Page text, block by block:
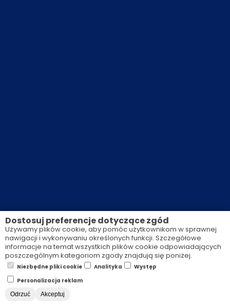
Dostosuj preferencje dotyczące zgód
Używamy plików cookie, aby pomóc użytkownikom w sprawnej
nawigacji i wykonywaniu określonych funkcji. Szczegółowe
informacje na temat wszystkich plików cookie odpowiadających
poszczególnym kategoriom zgody znajdują się poniżej.
Niezbędne pliki cookie Analityka
Występ
Personalizacja reklam
Odrzuć Akceptuj